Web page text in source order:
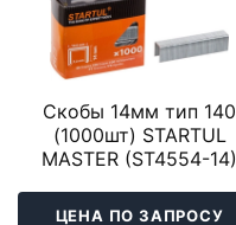
Скобы 14мм тип 140
(1000шт) STARTUL
MASTER (ST4554-14)
ЦЕНА ПО ЗАПРОСУ